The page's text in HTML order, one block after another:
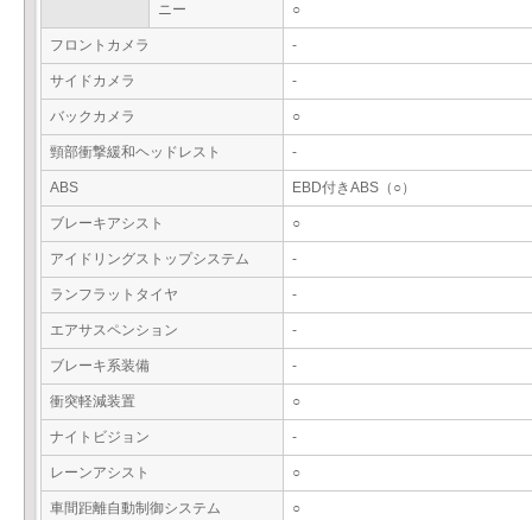
ニー ○
フロントカメラ -
サイドカメラ -
バックカメラ ○
頸部衝撃緩和ヘッドレスト -
ABS EBD付きABS（○）
ブレーキアシスト ○
アイドリングストップシステム -
ランフラットタイヤ -
エアサスペンション -
ブレーキ系装備 -
衝突軽減装置 ○
ナイトビジョン -
レーンアシスト ○
車間距離自動制御システム ○